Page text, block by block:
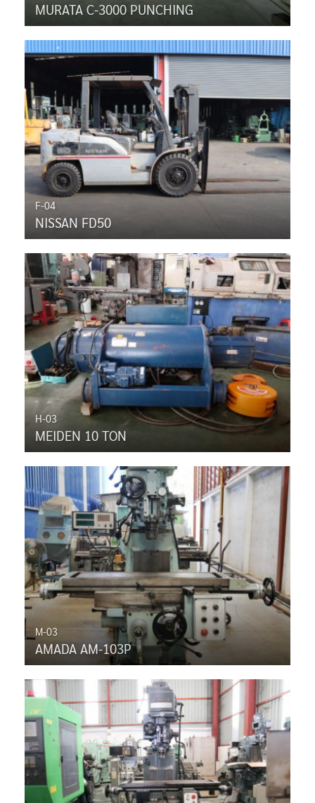
MURATA C-3000 PUNCHING
F-04
NISSAN FD50
H-03
MEIDEN 10 TON
M-03
AMADA AM-103P